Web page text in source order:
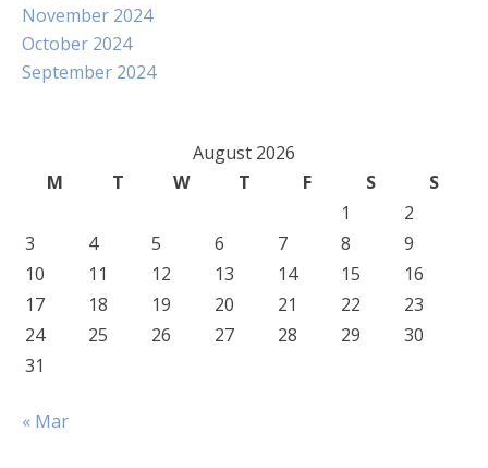
November 2024
October 2024
September 2024
August 2026
M
T W T F S
S
1
2
3
4 5 6 7 8
9
10
11 12 13 14 15
16
17
18 19 20 21 22
23
24
25 26 27 28 29
30
31
« Mar